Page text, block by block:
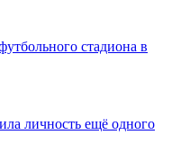
стадиона в
личность ещё одного